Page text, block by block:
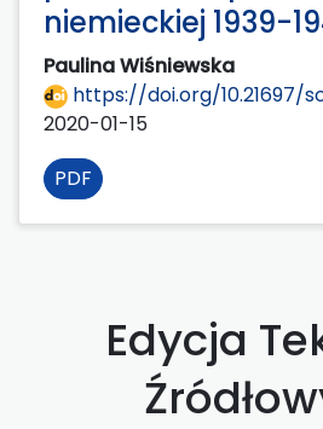
niemieckiej 1939-
Paulina Wiśniewska
https://doi.org/10.21697/
2020-01-15
PDF
Edycja